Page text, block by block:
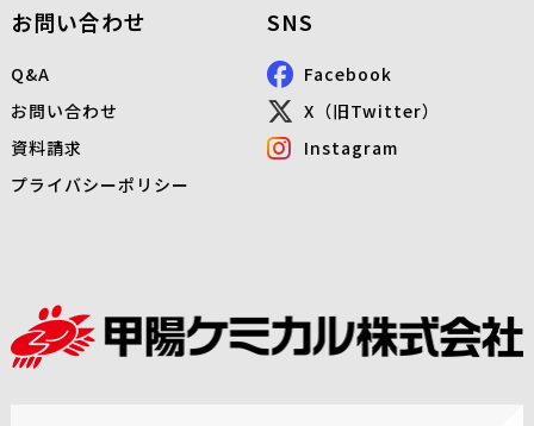
お問い合わせ
Q&A
お問い合わせ
資料請求
プライバシーポリシー
SNS
Facebook
X（旧Twitter）
Instagram